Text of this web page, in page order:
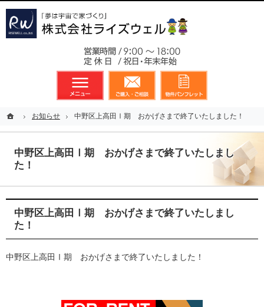
ホームお知らせ 中野区上高田Ⅰ期 おかげさまで終了いたしました！
中野区上高田Ⅰ期 おかげさまで終了いたしまし
た！
中野区上高田Ⅰ期 おかげさまで終了いたしまし
た！
中野区上高田Ⅰ期 おかげさまで終了いたしました！
メニュー 資料請求・お問合せ
ホームお知らせ 中野区上高田Ⅰ期 おかげさまで終了いたしました！